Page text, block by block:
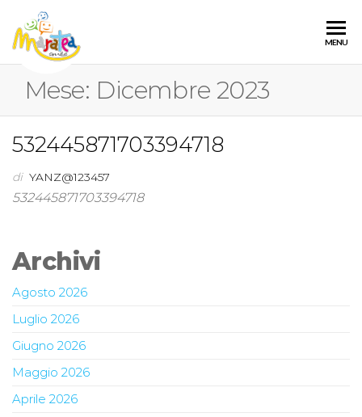
MARATEA
SMILE
2023
Sito
Ufficiale
MENU
Mese: Dicembre 2023
532445871703394718
di YANZ@123457
532445871703394718
Archivi
Agosto 2026
Luglio 2026
Giugno 2026
Maggio 2026
Aprile 2026